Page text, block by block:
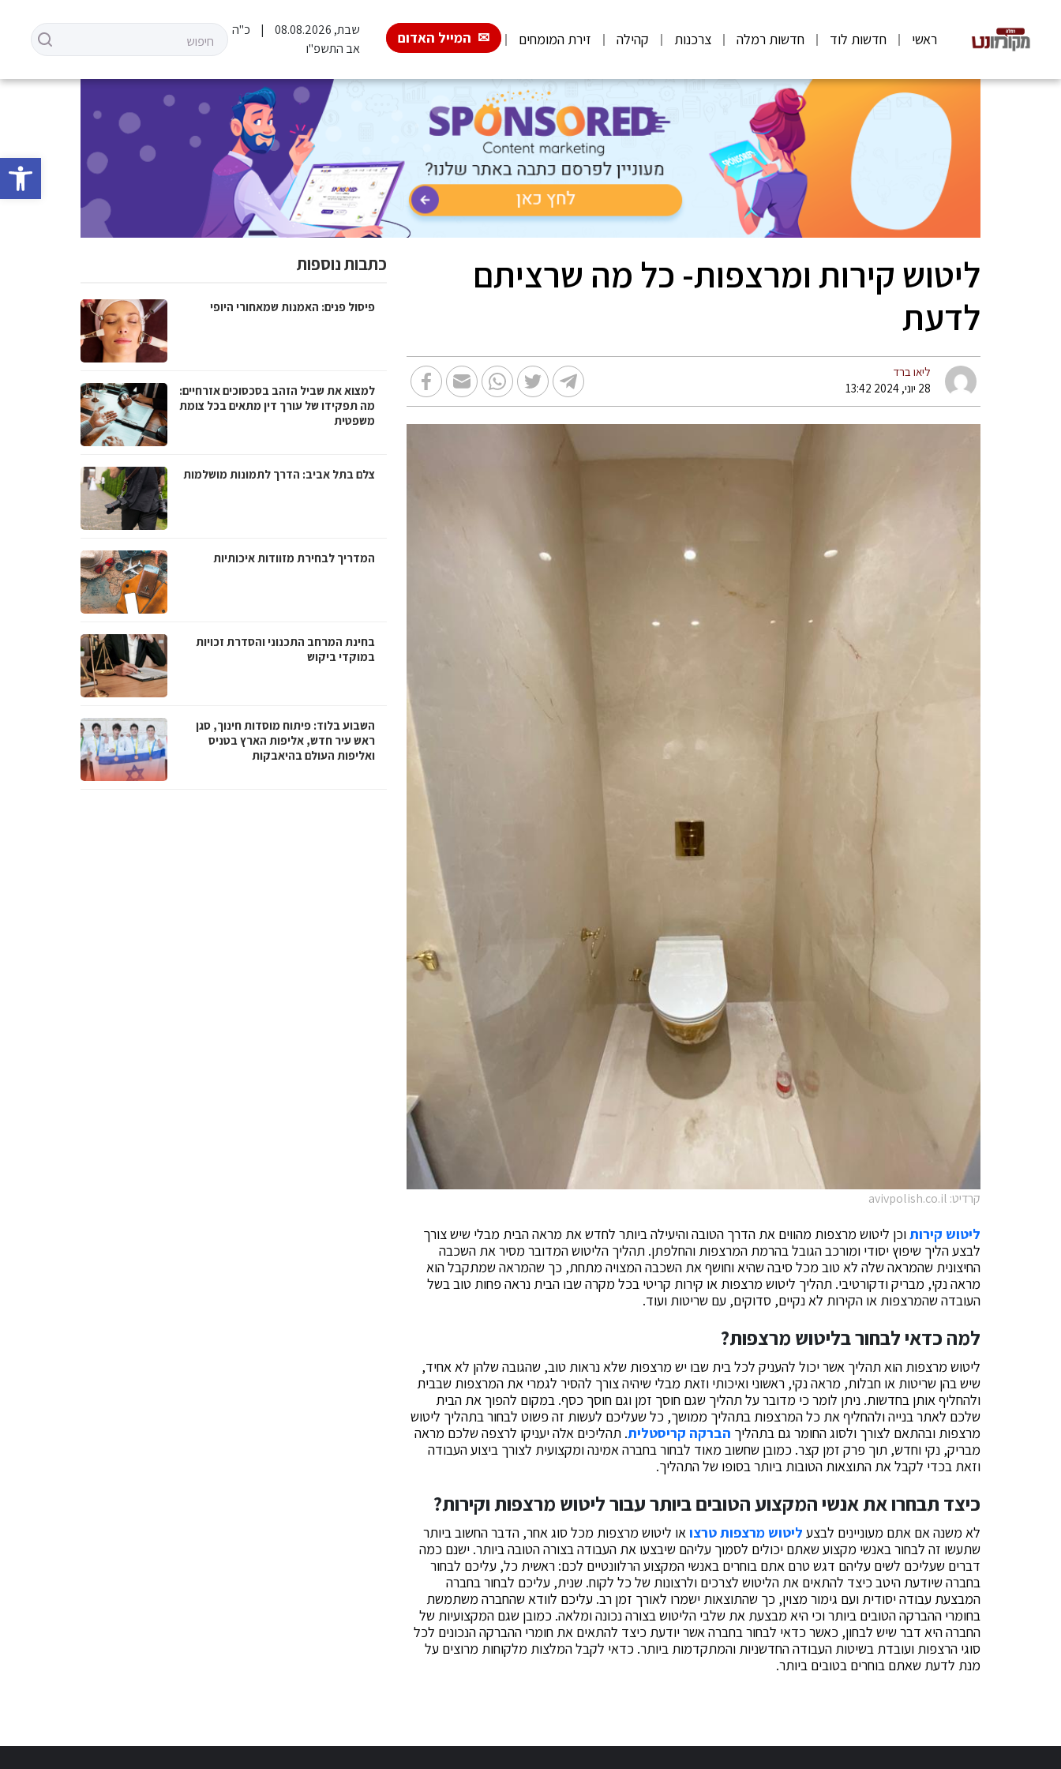
פתח
ראשי חדשות לוד חדשות רמלה צרכנות קהילה זירת המומחים המייל האדום שבת, 08.08.2026
כ"ה
אב התשפ"ו
ליטוש קירות ומרצפות- כל מה שרציתם
לדעת
ליאו ברד
28 יוני, 2024 13:42
קרדיט: avivpolish.co.il
ליטוש קירותוכן ליטוש מרצפות מהווים את הדרך הטובה והיעילה ביותר לחדש את מראה הבית מבלי שיש צורך
לבצע הליך שיפוץ יסודי ומורכב הגובל בהרמת המרצפות והחלפתן. תהליך הליטוש המדובר מסיר את השכבה
החיצונית שהמראה שלה לא טוב מכל סיבה שהיא וחושף את השכבה המצויה מתחת, כך שהמראה שמתקבל הוא
מראה נקי, מבריק ודקורטיבי. תהליך ליטוש מרצפות או קירות קריטי בכל מקרה שבו הבית נראה פחות טוב בשל
העובדה שהמרצפות או הקירות לא נקיים, סדוקים, עם שריטות ועוד.
למה כדאי לבחור בליטוש מרצפות?
ליטוש מרצפות הוא תהליך אשר יכול להעניק לכל בית שבו יש מרצפות שלא נראות טוב, שהגובה שלהן לא אחיד,
שיש בהן שריטות או חבלות, מראה נקי, ראשוני ואיכותי וזאת מבלי שיהיה צורך להסיר לגמרי את המרצפות שבבית
ולהחליף אותן בחדשות. ניתן לומר כי מדובר על תהליך שגם חוסך זמן וגם חוסך כסף. במקום להפוך את הבית
שלכם לאתר בנייה ולהחליף את כל המרצפות בתהליך ממושך, כל שעליכם לעשות זה פשוט לבחור בתהליך ליטוש
מרצפות ובהתאם לצורך ולסוג החומר גם בתהליך הברקה קריסטלית. תהליכים אלה יעניקו לרצפה שלכם מראה
מבריק, נקי וחדש, תוך פרק זמן קצר. כמובן שחשוב מאוד לבחור בחברה אמינה ומקצועית לצורך ביצוע העבודה
וזאת בכדי לקבל את התוצאות הטובות ביותר בסופו של התהליך.
כיצד תבחרו את אנשי המקצוע הטובים ביותר עבור ליטוש מרצפות וקירות?
לא משנה אם אתם מעוניינים לבצע ליטוש מרצפות טרצואו ליטוש מרצפות מכל סוג אחר, הדבר החשוב ביותר
שתעשו זה לבחור באנשי מקצוע שאתם יכולים לסמוך עליהם שיבצעו את העבודה בצורה הטובה ביותר. ישנם כמה
דברים שעליכם לשים עליהם דגש טרם אתם בוחרים באנשי המקצוע הרלוונטיים לכם: ראשית כל, עליכם לבחור
בחברה שיודעת היטב כיצד להתאים את הליטוש לצרכים ולרצונות של כל לקוח. שנית, עליכם לבחור בחברה
המבצעת עבודה יסודית ועם גימור מצוין, כך שהתוצאות ישמרו לאורך זמן רב. עליכם לוודא שהחברה משתמשת
בחומרי ההברקה הטובים ביותר וכי היא מבצעת את שלבי הליטוש בצורה נכונה ומלאה. כמובן שגם המקצועיות של
החברה היא דבר שיש לבחון, כאשר כדאי לבחור בחברה אשר יודעת כיצד להתאים את חומרי ההברקה הנכונים לכל
סוגי הרצפות ועובדת בשיטות העבודה החדשניות והמתקדמות ביותר. כדאי לקבל המלצות מלקוחות מרוצים על
מנת לדעת שאתם בוחרים בטובים ביותר.
כתבות נוספות
פיסול פנים: האמנות שמאחורי היופי
למצוא את שביל הזהב בסכסוכים אזרחיים:
מה תפקידו של עורך דין מתאים בכל צומת
משפטית
צלם בתל אביב: הדרך לתמונות מושלמות
המדריך לבחירת מזוודות איכותיות
בחינת המרחב התכנוני והסדרת זכויות
במוקדי ביקוש
השבוע בלוד: פיתוח מוסדות חינוך, סגן
ראש עיר חדש, אליפות הארץ בטניס
ואליפות העולם בהיאבקות